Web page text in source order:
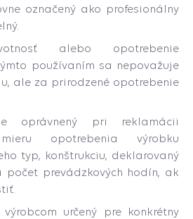
označený ako profesionálny
alebo opotrebenie
používaním sa nepovažuje
ale za prirodzené opotrebenie
oprávnený pri reklamácii
opotrebenia výrobku
typ, konštrukciu, deklarovaný
prevádzkových hodín, ak
určený pre konkrétny